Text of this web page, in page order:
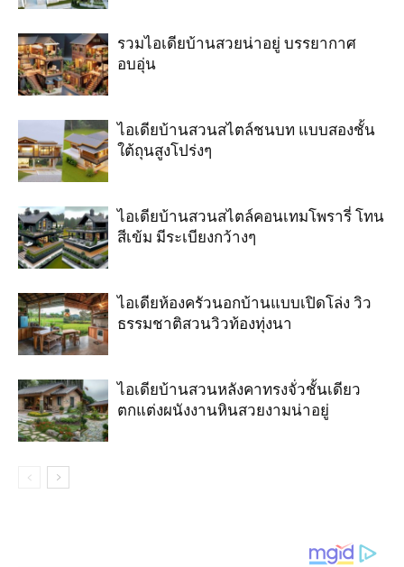
รวมไอเดียบ้านสวยน่าอยู่ บรรยากาศ
อบอุ่น
ไอเดียบ้านสวนสไตล์ชนบท แบบสองชั้น
ใต้ถุนสูงโปร่งๆ
ไอเดียบ้านสวนสไตล์คอนเทมโพรารี่ โทน
สีเข้ม มีระเบียงกว้างๆ
ไอเดียห้องครัวนอกบ้านแบบเปิดโล่ง วิว
ธรรมชาติสวนวิวท้องทุ่งนา
ไอเดียบ้านสวนหลังคาทรงจั่วชั้นเดียว
ตกแต่งผนังงานหินสวยงามน่าอยู่